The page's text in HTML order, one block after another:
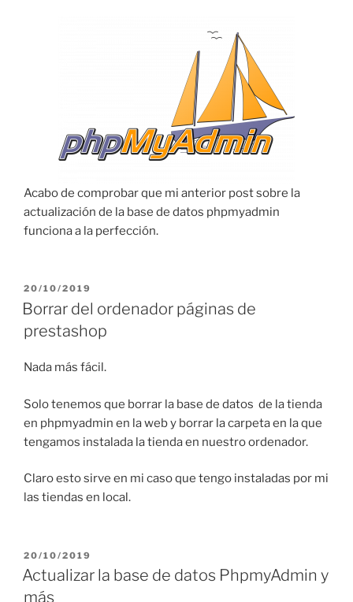
Acabo de comprobar que mi anterior post sobre la
actualización de la base de datos phpmyadmin
funciona a la perfección.
PUBLICADO
EL
20/10/2019
Borrar del ordenador páginas de
prestashop
Nada más fácil.
Solo tenemos que borrar la base de datos de la tienda
en phpmyadmin en la web y borrar la carpeta en la que
tengamos instalada la tienda en nuestro ordenador.
Claro esto sirve en mi caso que tengo instaladas por mi
las tiendas en local.
PUBLICADO
EL
20/10/2019
Actualizar la base de datos PhpmyAdmin y
más